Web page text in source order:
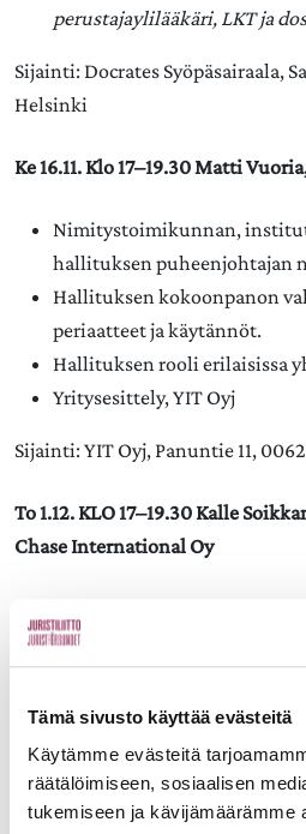
Tämä sivusto käyttää evästeitä
Käytämme evästeitä
räätälöimiseen, sosiaalisen
tukemiseen ja kävijämäärämme
perustajaylilääkäri, LKT ja
Sijainti: Docrates Syöpäsairaala,
Helsinki
Ke 16.11. Klo 17–19.30 Matti
Nimitystoimikunnan,
hallituksen puheenjohtajan
Hallituksen kokoonpanon
periaatteet ja käytännöt.
Hallituksen rooli erilaisissa
Yritysesittely, YIT Oyj
Sijainti: YIT Oyj, Panuntie 11,
To 1.12.KLO 17–19.30 Kalle
Chase International Oy
valituiksi? Ominaisuudet ja
Sijainti: Stanton Chase
Espoo
Lisätietoa puheenvuorosarjasta